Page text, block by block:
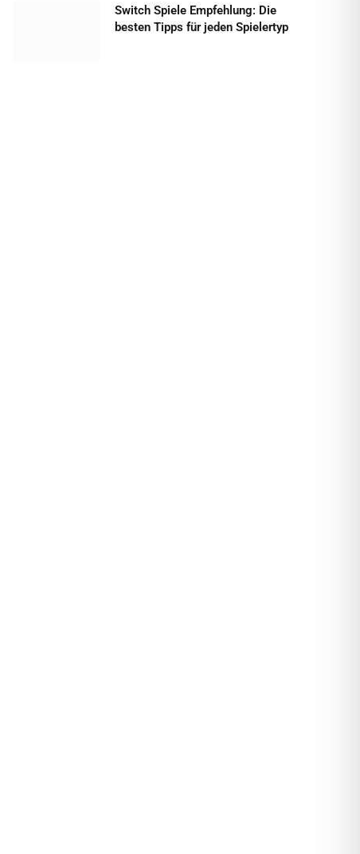
Switch Spiele Empfehlung: Die
besten Tipps für jeden Spielertyp